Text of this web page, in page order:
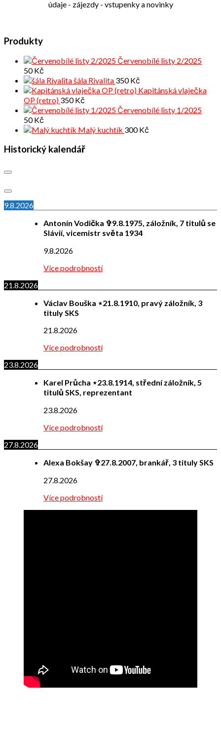
údaje - zájezdy - vstupenky a novinky
Produkty
Červenobílé listy 2/2025
50Kč
šála Rivalita 350Kč
Kapitánská vlaječka
OP (retro) 350Kč
Červenobílé listy 1/2025
50Kč
Malý kuchtík 300Kč
Historický kalendář
9.8.2026
Antonín Vodička ✞9.8.1975, záložník, 7 titulů se
Slávií, vicemistr světa 1934
9.8.2026
Více podrobností
21.8.2026
Václav Bouška ⋆21.8.1910, pravý záložník, 3
tituly SKS
21.8.2026
Více podrobností
23.8.2026
Karel Průcha ⋆23.8.1914, střední záložník, 5
titulů SKS, reprezentant
23.8.2026
Více podrobností
27.8.2026
Alexa Bokšay ✞27.8.2007, brankář, 3 tituly SKS
27.8.2026
Více podrobností